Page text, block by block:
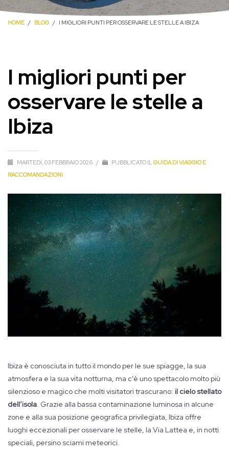
HOME BLOG I MIGLIORI PUNTI PER OSSERVARE LE STELLE A IBIZA
I migliori punti per
osservare le stelle a
Ibiza
MARTEDÌ, 03 FEBBRAIO 2026 / PUBBLICATO ILGUIDA DI VIAGGIO E
RACCOMANDAZIONI
Ibiza è conosciuta in tutto il mondo per le sue spiagge, la sua
atmosfera e la sua vita notturna, ma c’è uno spettacolo molto più
silenzioso e magico che molti visitatori trascurano: il cielo stellato
dell’isola. Grazie alla bassa contaminazione luminosa in alcune
zone e alla sua posizione geografica privilegiata, Ibiza offre
luoghi eccezionali per osservare le stelle, la Via Lattea e, in notti
speciali, persino sciami meteorici.